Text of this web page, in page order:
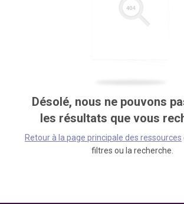
Désolé, nous ne pouvons
les résultats que vous
Retour à la page principale des ressources
filtres ou la recherche.